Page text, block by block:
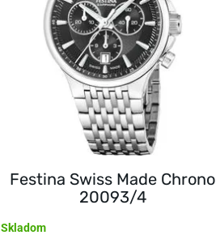
Festina Swiss Made Chrono
20093/4
Skladom